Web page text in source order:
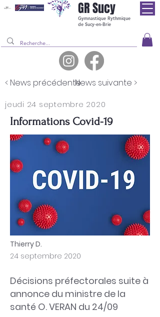
GRSucy
Gymnastique Rythmique
de Sucy-en-Brie
Thierry D.
24 septembre 2020
Décisions préfectorales suite à
annonce du ministre de la
santé O. VERAN du 24/09
< News précédenteNews suivante >
jeudi 24 septembre 2020
Informations Covid-19